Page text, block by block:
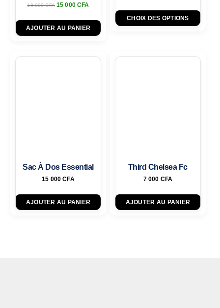
18 000CFA 15 000CFA
AJOUTER AU PANIER
CHOIX DES OPTIONS
Sac À Dos Essential
15 000CFA
AJOUTER AU PANIER
Third Chelsea Fc
7 000 CFA
AJOUTER AU PANIER